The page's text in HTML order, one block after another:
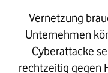
Vernetzung
Unternehmen
Cyberattacke
rechtzeitig gegen